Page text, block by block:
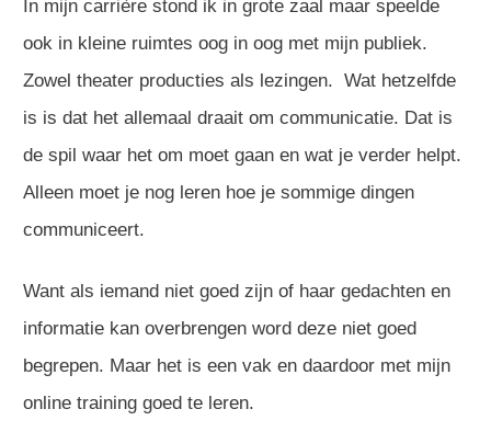
In mijn carrière stond ik in grote zaal maar speelde
ook in kleine ruimtes oog in oog met mijn publiek.
Zowel theater producties als lezingen. Wat hetzelfde
is is dat het allemaal draait om communicatie. Dat is
de spil waar het om moet gaan en wat je verder helpt.
Alleen moet je nog leren hoe je sommige dingen
communiceert.
Want als iemand niet goed zijn of haar gedachten en
informatie kan overbrengen word deze niet goed
begrepen. Maar het is een vak en daardoor met mijn
online training goed te leren.